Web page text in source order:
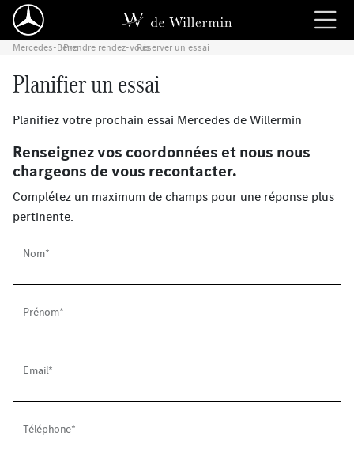
Mercedes-Benz
›
Prendre rendez-vous
›
Réserver un essai
Planifier un essai
Planifiez votre prochain essai Mercedes de Willermin
Renseignez vos coordonnées et nous nous
chargeons de vous recontacter.
Complétez un maximum de champs pour une réponse plus
pertinente.
Nom*
Prénom*
Email*
Téléphone*